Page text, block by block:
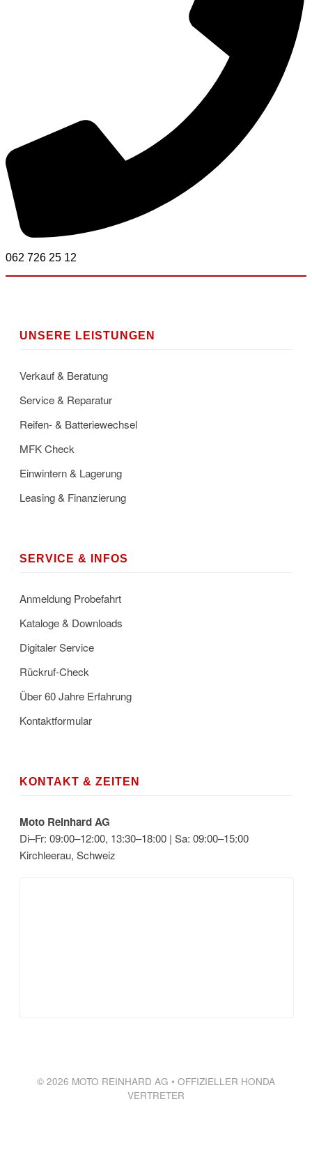
062 726 25 12
UNSERE LEISTUNGEN
Verkauf & Beratung
Service & Reparatur
Reifen- & Batteriewechsel
MFK Check
Einwintern & Lagerung
Leasing & Finanzierung
SERVICE & INFOS
Anmeldung Probefahrt
Kataloge & Downloads
Digitaler Service
Rückruf-Check
Über 60 Jahre Erfahrung
Kontaktformular
KONTAKT & ZEITEN
Moto Reinhard AG
Di–Fr: 09:00–12:00, 13:30–18:00 | Sa: 09:00–15:00
Kirchleerau, Schweiz
© 2026 MOTO REINHARD AG • OFFIZIELLER HONDA
VERTRETER